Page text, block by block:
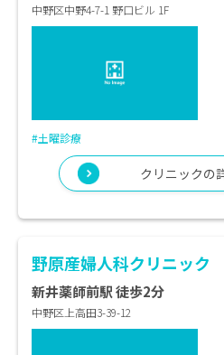
中野区中野4-7-1 野口ビル 1F
#土曜診療
クリニックの
野原産婦人科クリニック
新井薬師前駅 徒歩2分
中野区上高田3-39-12